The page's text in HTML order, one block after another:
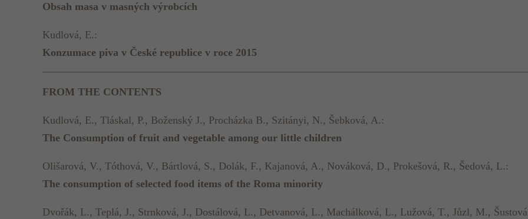
Obsah masa v masných výrobcích
Kudlová, E.:
Konzumace piva v České republice v roce 2015
FROM THE CONTENTS
Kudlová, E., Tláskal, P., Boženský J., Procházka B., Szitányi, N., Šebková, A.:
The Consumption of fruit and vegetable among our little children
Olišarová, V., Tóthová, V., Bártlová, S., Dolák, F., Kajanová, A., Nováková, D., Prokešová, R., Šedová, L.:
The consumption of selected food items of the Roma minority
Dvořák, L., Teplá, J., Strnková, J., Dostálová, L., Detvanová, L., Machálková, L., Lužová, T., Jůzl, M.,